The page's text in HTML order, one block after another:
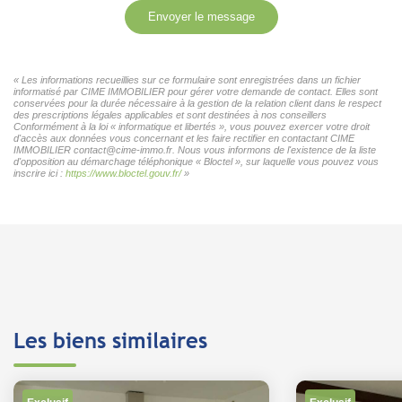
Envoyer le message
« Les informations recueillies sur ce formulaire sont enregistrées dans un fichier
informatisé par CIME IMMOBILIER pour gérer votre demande de contact. Elles sont
conservées pour la durée nécessaire à la gestion de la relation client dans le respect
des prescriptions légales applicables et sont destinées à nos conseillers
Conformément à la loi « informatique et libertés », vous pouvez exercer votre droit
d'accès aux données vous concernant et les faire rectifier en contactant CIME
IMMOBILIER contact@cime-immo.fr. Nous vous informons de l'existence de la liste
d'opposition au démarchage téléphonique « Bloctel », sur laquelle vous pouvez vous
inscrire ici : https://www.bloctel.gouv.fr/»
Les biens similaires